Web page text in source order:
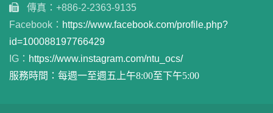
傳真：+886-2-2363-9135
Facebook： https://www.facebook.com/profile.php?
id=100088197766429
IG： https://www.instagram.com/ntu_ocs/
服務時間：每週一至週五上午8:00至下午5:00